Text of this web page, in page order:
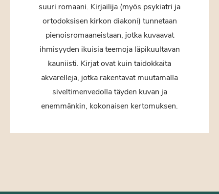
suuri romaani. Kirjailija (myös psykiatri ja
ortodoksisen kirkon diakoni) tunnetaan
pienoisromaaneistaan, jotka kuvaavat
ihmisyyden ikuisia teemoja läpikuultavan
kauniisti. Kirjat ovat kuin taidokkaita
akvarelleja, jotka rakentavat muutamalla
siveltimenvedolla täyden kuvan ja
enemmänkin, kokonaisen kertomuksen.